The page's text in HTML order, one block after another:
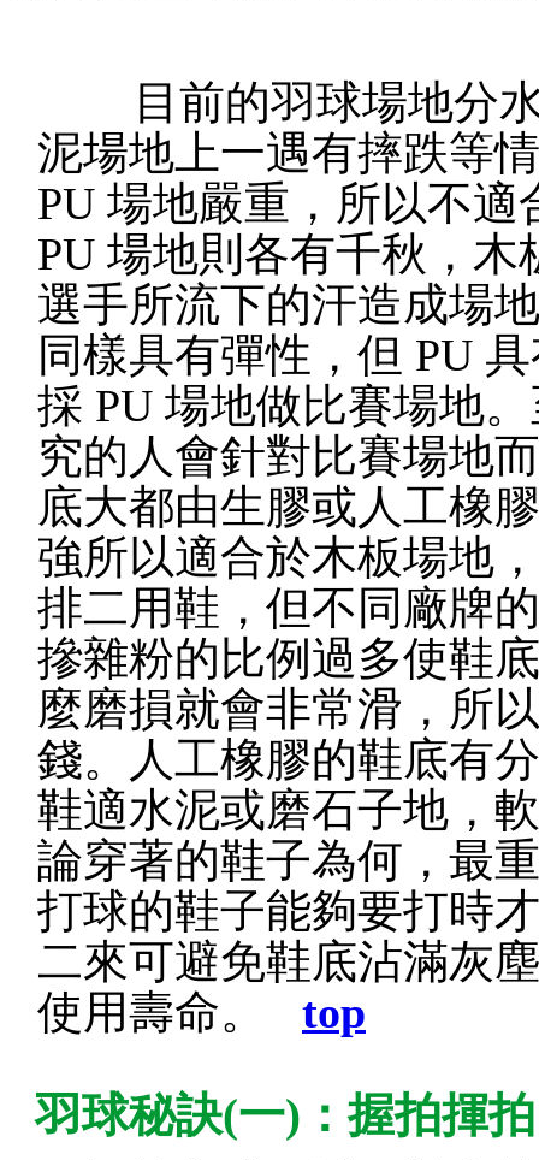
目前的羽球場地分水
泥場地上一遇有摔跌等
PU 場地嚴重，所以不
PU 場地則各有千秋，
選手所流下的汗造成場
同樣具有彈性，但 PU
採 PU 場地做比賽場地
究的人會針對比賽場地
底大都由生膠或人工橡
強所以適合於木板場地
排二用鞋，但不同廠牌
摻雜粉的比例過多使鞋
麼磨損就會非常滑，所
錢。人工橡膠的鞋底有
鞋適水泥或磨石子地，
論穿著的鞋子為何，最
打球的鞋子能夠要打時
二來可避免鞋底沾滿灰
使用壽命。 top
羽球秘訣(一)：握拍揮